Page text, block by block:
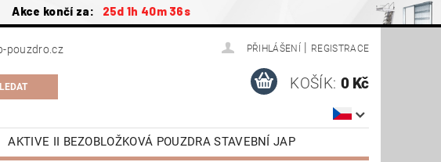
Akce končí za: 25d 1h 40m 35s
pouzdro.cz PŘIHLÁŠENÍ REGISTRACE
KOŠÍK: 0 Kč
AKTIVE II BEZOBLOŽKOVÁ POUZDRA STAVEBNÍ JAP